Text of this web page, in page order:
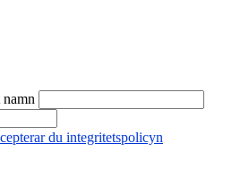
du integritetspolicyn